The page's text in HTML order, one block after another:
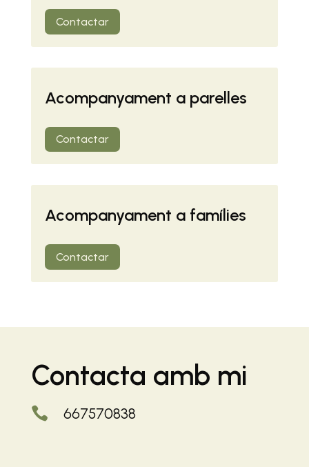
Contactar
Acompanyament a parelles
Contactar
Acompanyament a famílies
Contactar
Contacta amb mi
 667570838